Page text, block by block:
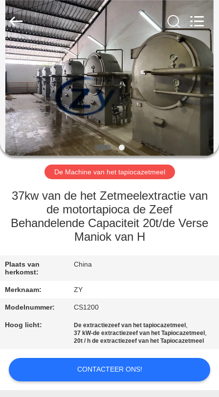
HUIS
PRODUCTEN
ONGEVEER
DE
V.S.
FABRIEKSREIS
KWALITEITSCONTROLE
CONTACTEER
NIEUWS
VERZOEK
OM EEN
SITEMAP
Henan
Zhiyuan
Starch
Engineering
Machinery
Co.,ltd.
Rights
Reserved.
De Machine van het tapiocazetmeel
37kw van de het Zetmeelextractie van
de motortapioca de Zeef
Behandelende Capaciteit 20t/de Verse
Maniok van H
Plaats van
herkomst:
China
Merknaam: ZY
Modelnummer: CS1200
Hoog licht: De extractiezeef van het tapiocazetmeel ,
37 kW-de extractiezeef van het Tapiocazetmeel ,
20t / h de extractiezeef van het Tapiocazetmeel
CONTACTEER ONS!